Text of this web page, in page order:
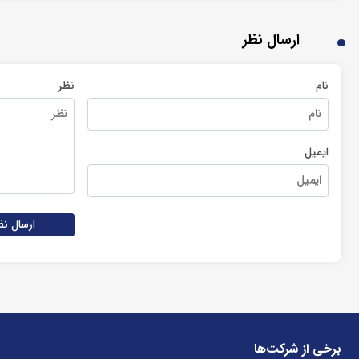
ارسال نظر
نام
ایمیل
نظر
ارسال
برخی از شرکت‌ها